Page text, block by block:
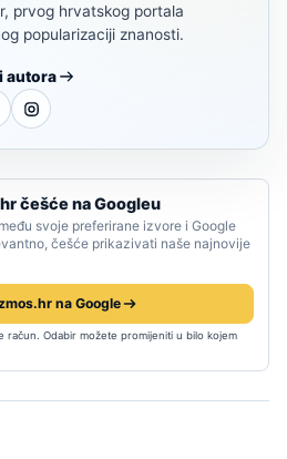
prvog hrvatskog portala
popularizaciji znanosti.
autora
češće na Googleu
svoje preferirane izvore i Google
češće prikazivati naše najnovije
na Google
račun. Odabir možete promijeniti u bilo kojem